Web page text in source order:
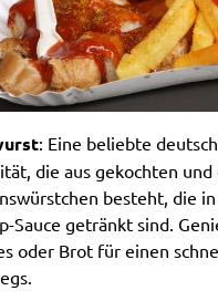
: Eine beliebte
die aus gekochten
besteht, die
Sauce getränkt sind.
oder Brot für einen